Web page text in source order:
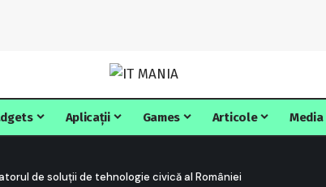
Aplicații Games Articole Media
de soluții de tehnologie civică al României